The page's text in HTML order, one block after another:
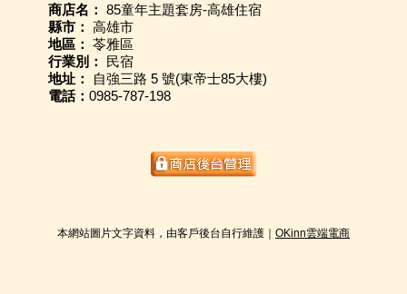
商店名： 85童年主題套房-高雄住宿
縣市： 高雄市
地區： 苓雅區
行業別：
民宿
地址：
自強三路 5 號(東帝士85大樓)
電話： 0985-787-198
本網站圖片文字資料，由客戶後台自行維護｜ OKinn雲端電商